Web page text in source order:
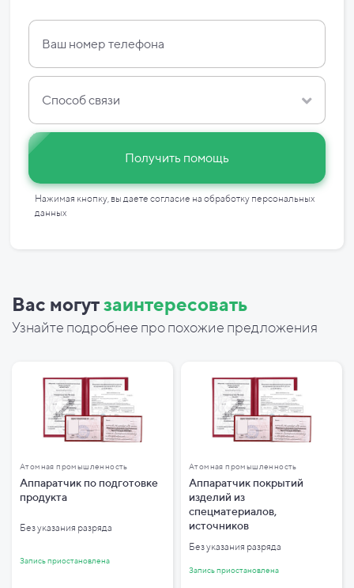
Способ связи
Получить помощь
Нажимая кнопку, вы даете согласие на обработку персональных
данных
Вас могутзаинтересовать
Узнайте подробнее про похожие предложения
Атомная промышленность
Аппаратчик по подготовке
продукта
Без указания разряда
Запись приостановлена
Атомная промышленность
Аппаратчик покрытий
изделий из
спецматериалов,
источников
Без указания разряда
Запись приостановлена